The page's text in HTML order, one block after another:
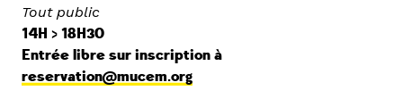
Tout public
14H > 18H30
Entrée libre sur inscription à
reservation@mucem.org